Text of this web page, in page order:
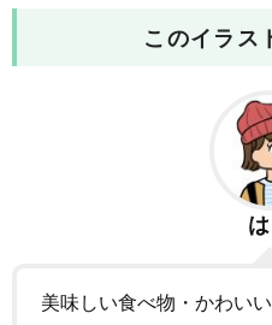
このイラス
は
美味しい食べ物・かわい